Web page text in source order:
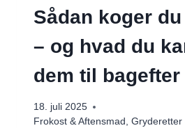
Sådan koger
– og hvad du
dem til bagefter
18. juli 2025
Frokost & Aftensmad , Gryderetter